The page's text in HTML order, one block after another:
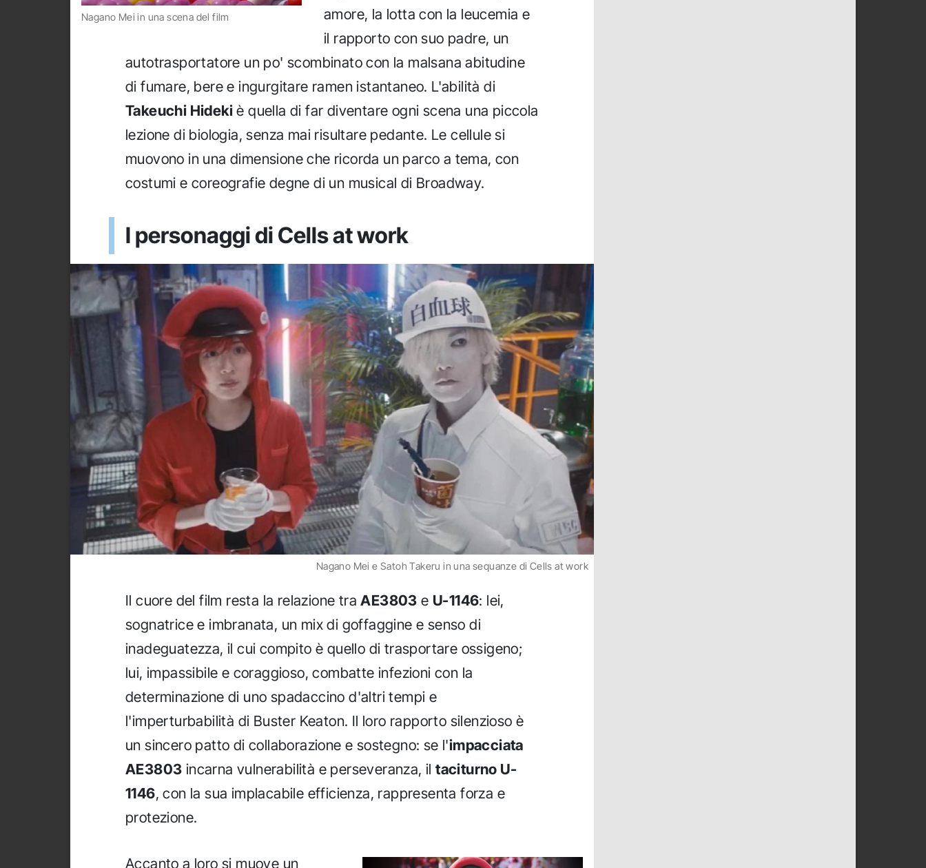
Nagano Mei in una scena del film
amore, la lotta con la leucemia e
il rapporto con suo padre, un
autotrasportatore un po' scombinato con la malsana abitudine
di fumare, bere e ingurgitare ramen istantaneo. L'abilità di
Takeuchi Hideki è quella di far diventare ogni scena una piccola
lezione di biologia, senza mai risultare pedante. Le cellule si
muovono in una dimensione che ricorda un parco a tema, con
costumi e coreografie degne di un musical di Broadway.
I personaggi di Cells at work
Nagano Mei e Satoh Takeru in una sequanze di Cells at work
Il cuore del film resta la relazione traAE3803 e U-1146: lei,
sognatrice e imbranata, un mix di goffaggine e senso di
inadeguatezza, il cui compito è quello di trasportare ossigeno;
lui, impassibile e coraggioso, combatte infezioni con la
determinazione di uno spadaccino d'altri tempi e
l'imperturbabilità di Buster Keaton. Il loro rapporto silenzioso è
un sincero patto di collaborazione e sostegno: se l'impacciata
AE3803 incarna vulnerabilità e perseveranza, iltaciturno U-
1146, con la sua implacabile efficienza, rappresenta forza e
protezione.
Accanto a loro si muove un